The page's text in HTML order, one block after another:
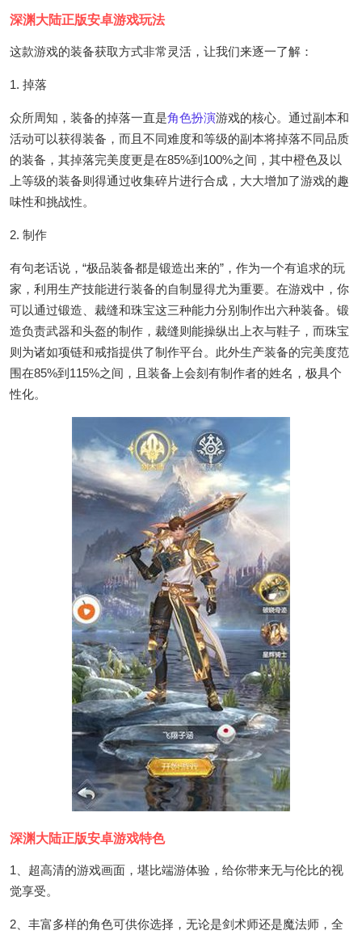
深渊大陆正版安卓游戏玩法
这款游戏的装备获取方式非常灵活，让我们来逐一了解：
1. 掉落
众所周知，装备的掉落一直是角色扮演游戏的核心。通过副本和
活动可以获得装备，而且不同难度和等级的副本将掉落不同品质
的装备，其掉落完美度更是在85%到100%之间，其中橙色及以
上等级的装备则得通过收集碎片进行合成，大大增加了游戏的趣
味性和挑战性。
2. 制作
有句老话说，“极品装备都是锻造出来的”，作为一个有追求的玩
家，利用生产技能进行装备的自制显得尤为重要。在游戏中，你
可以通过锻造、裁缝和珠宝这三种能力分别制作出六种装备。锻
造负责武器和头盔的制作，裁缝则能操纵出上衣与鞋子，而珠宝
则为诸如项链和戒指提供了制作平台。此外生产装备的完美度范
围在85%到115%之间，且装备上会刻有制作者的姓名，极具个
性化。
深渊大陆正版安卓游戏特色
1、超高清的游戏画面，堪比端游体验，给你带来无与伦比的视
觉享受。
2、丰富多样的角色可供你选择，无论是剑术师还是魔法师，全